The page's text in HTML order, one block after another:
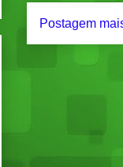
Postagem